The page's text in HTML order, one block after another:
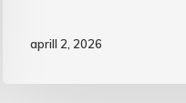
aprill 2, 2026